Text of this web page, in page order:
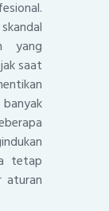
yang
saat
tetap
aturan